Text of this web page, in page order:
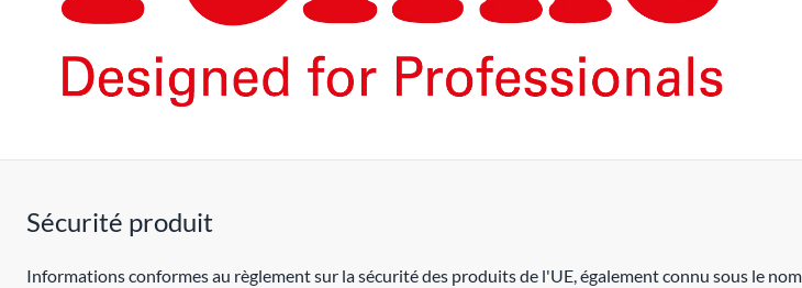
Sécurité produit
Informations conformes au règlement sur la sécurité des produits de l'UE, également connu sous le